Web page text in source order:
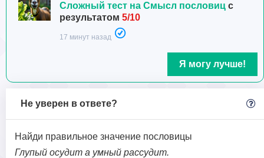
Сложный тест на Смысл пословиц с
результатом 5/10
17 минут назад
Я могу лучше!
Не уверен в ответе?
Найди правильное значение пословицы
Глупый осудит а умный рассудит.